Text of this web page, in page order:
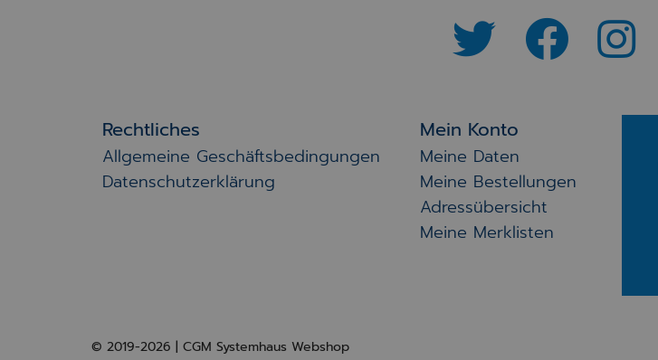
Rechtliches
Allgemeine Geschäftsbedingungen
Datenschutzerklärung
Mein Konto
Meine Daten
Meine Bestellungen
Adressübersicht
Meine Merklisten
© 2019-2026 | CGM Systemhaus Webshop